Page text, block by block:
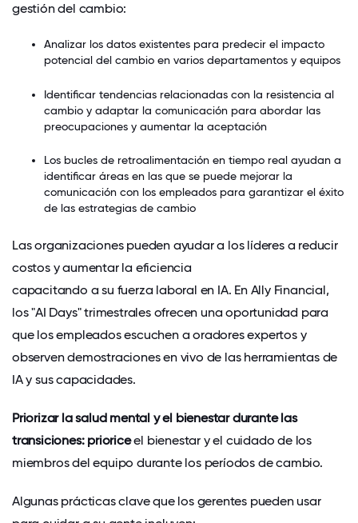
gestión del cambio:
Analizar los datos existentes para predecir el impacto
potencial del cambio en varios departamentos y equipos
Identificar tendencias relacionadas con la resistencia al
cambio y adaptar la comunicación para abordar las
preocupaciones y aumentar la aceptación
Los bucles de retroalimentación en tiempo real ayudan a
identificar áreas en las que se puede mejorar la
comunicación con los empleados para garantizar el éxito
de las estrategias de cambio
Las organizaciones pueden ayudar a los líderes a reducir
costos y aumentar la eficiencia
capacitando a su fuerza laboral en IA. En Ally Financial,
los "AI Days" trimestrales ofrecen una oportunidad para
que los empleados escuchen a oradores expertos y
observen demostraciones en vivo de las herramientas de
IA y sus capacidades.
Priorizar la salud mental y el bienestar durante las
transiciones: priorice el bienestar y el cuidado de los
miembros del equipo durante los períodos de cambio.
Algunas prácticas clave que los gerentes pueden usar